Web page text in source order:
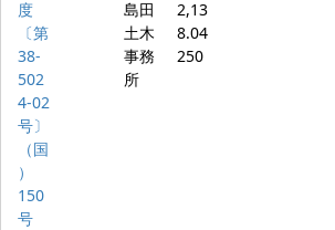
度
〔第
38-
502
4-02
号〕
（国
）
150
号
島田
土木
事務
所
2,13
8.04
250